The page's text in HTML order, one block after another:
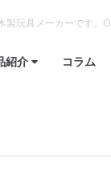
玩具メーカーです。
紹介 コラム